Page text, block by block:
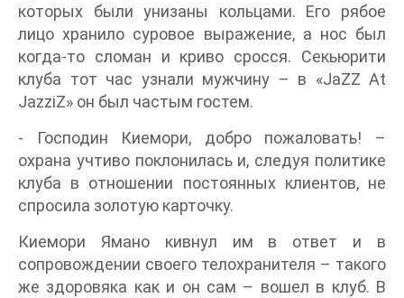
которых были унизаны кольцами. Его рябое
лицо хранило суровое выражение, а нос был
когда-то сломан и криво сросся. Секьюрити
клуба тот час узнали мужчину – в «JaZZ At
JazziZ» он был частым гостем.
- Господин Киемори, добро пожаловать! –
охрана учтиво поклонилась и, следуя политике
клуба в отношении постоянных клиентов, не
спросила золотую карточку.
Киемори Ямано кивнул им в ответ и в
сопровождении своего телохранителя – такого
же здоровяка как и он сам – вошел в клуб. В